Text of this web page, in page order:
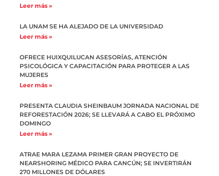
Leer más »
LA UNAM SE HA ALEJADO DE LA UNIVERSIDAD
Leer más »
OFRECE HUIXQUILUCAN ASESORÍAS, ATENCIÓN
PSICOLÓGICA Y CAPACITACIÓN PARA PROTEGER A LAS
MUJERES
Leer más »
PRESENTA CLAUDIA SHEINBAUM JORNADA NACIONAL DE
REFORESTACIÓN 2026; SE LLEVARÁ A CABO EL PRÓXIMO
DOMINGO
Leer más »
ATRAE MARA LEZAMA PRIMER GRAN PROYECTO DE
NEARSHORING MÉDICO PARA CANCÚN; SE INVERTIRÁN
270 MILLONES DE DÓLARES